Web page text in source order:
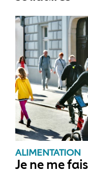
ALIMENTATION
Je ne me